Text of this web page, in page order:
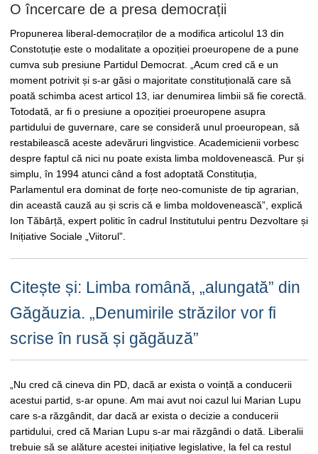
O încercare de a presa democrații
Propunerea liberal-democraților de a modifica articolul 13 din
Constotuție este o modalitate a opoziției proeuropene de a pune
cumva sub presiune Partidul Democrat. „Acum cred că e un
moment potrivit și s-ar găsi o majoritate constituțională care să
poată schimba acest articol 13, iar denumirea limbii să fie corectă.
Totodată, ar fi o presiune a opoziției proeuropene asupra
partidului de guvernare, care se consideră unul proeuropean, să
restabilească aceste adevăruri lingvistice. Academicienii vorbesc
despre faptul că nici nu poate exista limba moldovenească. Pur și
simplu, în 1994 atunci când a fost adoptată Constituția,
Parlamentul era dominat de forțe neo-comuniste de tip agrarian,
din această cauză au și scris că e limba moldovenească”, explică
Ion Tăbârță, expert politic în cadrul Institutului pentru Dezvoltare și
Inițiative Sociale „Viitorul”.
Citește și: Limba română, „alungată” din
Găgăuzia. „Denumirile străzilor vor fi
scrise în rusă și găgăuză”
„Nu cred că cineva din PD, dacă ar exista o voință a conducerii
acestui partid, s-ar opune. Am mai avut noi cazul lui Marian Lupu
care s-a răzgândit, dar dacă ar exista o decizie a conducerii
partidului, cred că Marian Lupu s-ar mai răzgândi o dată. Liberalii
trebuie să se alăture acestei inițiative legislative, la fel ca restul